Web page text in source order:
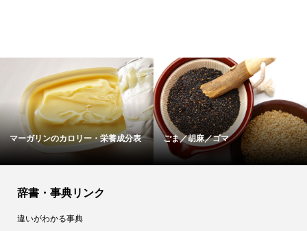
サラダ菜のカロリー・栄養成分表 ライスペーパーのカロリー・栄養...
辞書・事典リンク
違いがわかる事典